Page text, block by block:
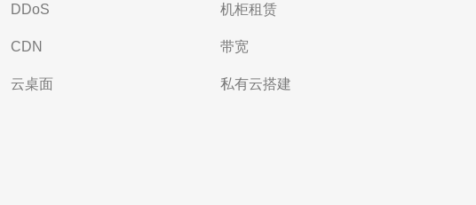
DDoS
CDN
云桌面
机柜租赁
带宽
私有云搭建